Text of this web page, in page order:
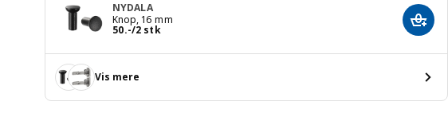
NYDALA
Knop, 16 mm
50.-/2 stk
Pris 50.-/2 stk Læg i
Vis mere